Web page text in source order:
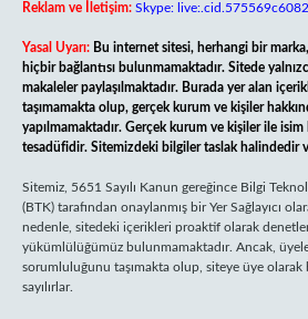
Reklam ve İletişim: Skype:
Yasal Uyarı: Bu internet sitesi, herhangi bir
hiçbir bağlantısı bulunmamaktadır. Sitede
makaleler paylaşılmaktadır. Burada yer alan
taşımamakta olup, gerçek kurum ve kişiler
yapılmamaktadır. Gerçek kurum ve kişiler ile
tesadüfidir. Sitemizdeki bilgiler taslak halindedir
Sitemiz, 5651 Sayılı Kanun gereğince Bilgi
(BTK) tarafından onaylanmış bir Yer Sağlayıcı
nedenle, sitedeki içerikleri proaktif olarak
yükümlülüğümüz bulunmamaktadır. Ancak,
sorumluluğunu taşımakta olup, siteye üye
sayılırlar.